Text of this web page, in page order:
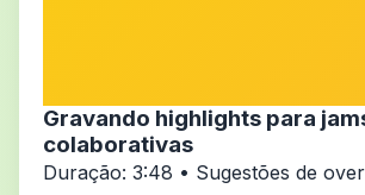
Gravando highlights para
colaborativas
Duração: 3:48 • Sugestões de